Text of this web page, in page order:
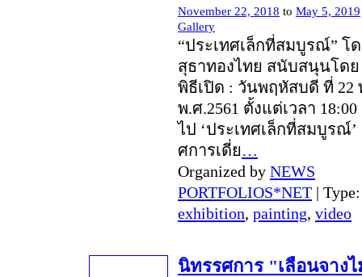
November 22, 2018 to May 5, 2019
Gallery
“ประเทศเล็กที่สมบูรณ์” โ
สุธาทองไทย สนับสนุนโดย
พิธีเปิด : วันพฤหัสบดี ที่ 22
พ.ศ.2561 ตั้งแต่เวลา
ไป ‘ประเทศเล็กที่สมบูรณ์
ศการเดี่ย…
Organized by NEWS
PORTFOLIOS*NET |
exhibition, painting, video
นิทรรศการ "เลือนจาง